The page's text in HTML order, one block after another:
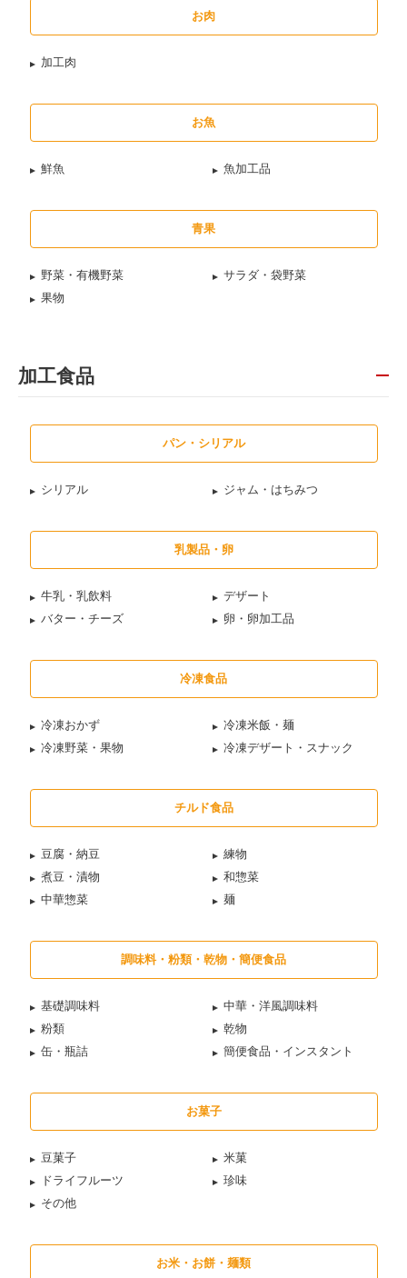
お肉
加工肉
お魚
鮮魚 魚加工品
青果
野菜・有機野菜
サラダ・袋野菜
果物
加工食品
パン・シリアル
シリアル ジャム・はちみつ
乳製品・卵
牛乳・乳飲料
デザート
バター・チーズ
卵・卵加工品
冷凍食品
冷凍おかず
冷凍米飯・麺
冷凍野菜・果物
冷凍デザート・スナック
チルド食品
豆腐・納豆
練物
煮豆・漬物
和惣菜
中華惣菜
麺
調味料・粉類・乾物・簡便食品
基礎調味料
中華・洋風調味料
粉類
乾物
缶・瓶詰
簡便食品・インスタント
お菓子
豆菓子
米菓
ドライフルーツ
珍味
その他
お米・お餅・麺類